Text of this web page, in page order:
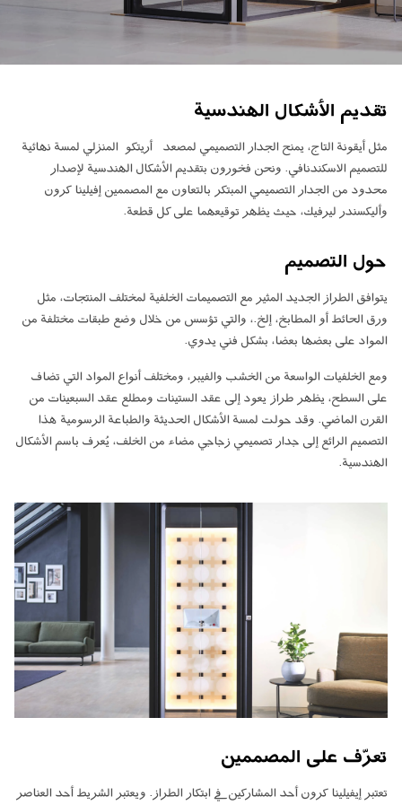
ابق على تواصل معنا
اطلب تقدير السعر
FAQ
ابق على تواصل معنا
تقديم الأشكال الهندسية
مثل أيقونة التاج، يمنح الجدار التصميمي لمصعد أريتكو المنزلي لمسة نهائية
للتصميم الاسكندنافي. ونحن فخورون بتقديم الأشكال الهندسية لإصدار
محدود من الجدار التصميمي المبتكر بالتعاون مع المصممين إفيلينا كرون
وأليكسندر ليرفيك، حيث يظهر توقيعهما على كل قطعة.
حول التصميم
يتوافق الطراز الجديد المثير مع التصميمات الخلفية لمختلف المنتجات، مثل
ورق الحائط أو المطابخ، إلخ.، والتي تؤسس من خلال وضع طبقات مختلفة من
المواد على بعضها بعضا، بشكل فني يدوي.
ومع الخلفيات الواسعة من الخشب والفيبر، ومختلف أنواع المواد التي تضاف
على السطح، يظهر طراز يعود إلى عقد الستينات ومطلع عقد السبعينات من
القرن الماضي. وقد حولت لمسة الأشكال الحديثة والطباعة الرسومية هذا
التصميم الرائع إلى جدار تصميمي زجاجي مضاء من الخلف، يُعرف باسم الأشكال
الهندسية.
تعرّف على المصممين
تعتبر إيفيلينا كرون أحد المشاركين في ابتكار الطراز. ويعتبر الشريط أحد العناصر